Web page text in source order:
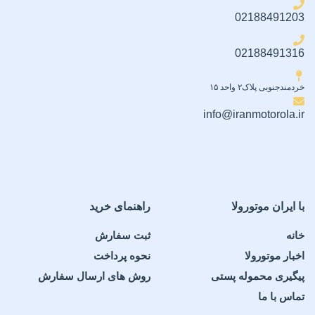
02188491203
02188491316
خردمندجنوبی پلاک۲ واحد ۱۵
info@iranmotorola.ir
با ایران موتورولا
خانه
اخبار موتورولا
پیگیری محموله پستی
تماس با ما
راهنمای خرید
ثبت سفارش
نحوه پرداخت
روش های ارسال سفارش